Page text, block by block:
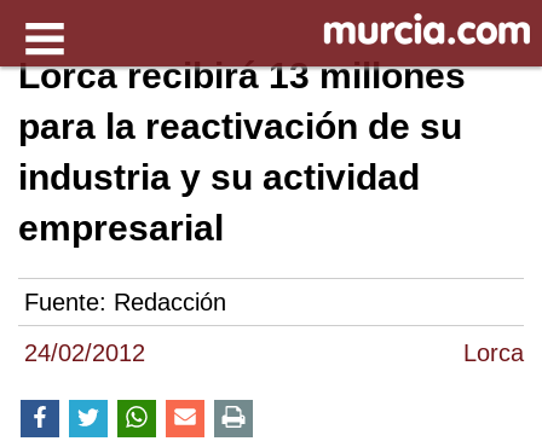
24/02/2012 Lorca
Lorca recibirá 13 millones
para la reactivación de su
industria y su actividad
empresarial
Fuente: Redacción